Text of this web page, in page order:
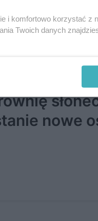
nowe
i komfortowo korzystać z
Twoich danych